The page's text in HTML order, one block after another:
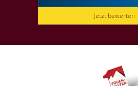
Jetzt bewerten